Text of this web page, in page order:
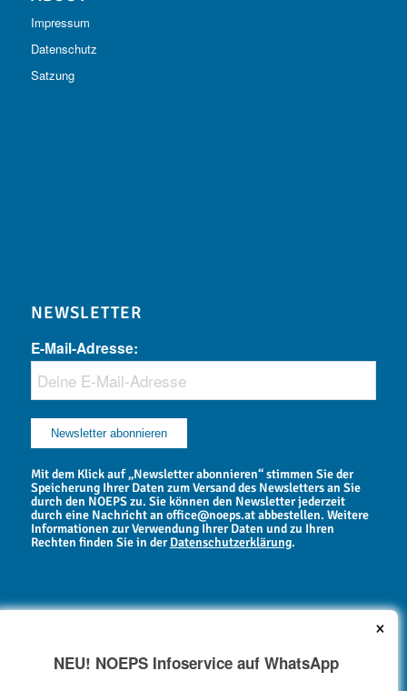
Impressum
Datenschutz
Satzung
NEWSLETTER
E-Mail-Adresse:
Mit dem Klick auf „Newsletter abonnieren“ stimmen Sie der
Speicherung Ihrer Daten zum Versand des Newsletters an Sie
durch den NOEPS zu. Sie können den Newsletter jederzeit
durch eine Nachricht an office@noeps.at abbestellen. Weitere
Informationen zur Verwendung Ihrer Daten und zu Ihren
Rechten finden Sie in derDatenschutzerklärung.
NEWSARCHIV
×
NEU! NOEPS Infoservice auf WhatsApp